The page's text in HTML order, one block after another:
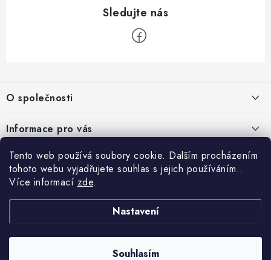
Tento web používá soubory cookie. Dalším procházením
tohoto webu vyjadřujete souhlas s jejich používáním..
Více informací zde.
Nastavení
Souhlasím
p
a
t
O společnosti
O nás
Recenze zákazníků
Novinky, návody, blog
Informace pro vás
Obchodní podmínky
Podmínky ochrany osobních údajů
Doprava
Způsoby platby
Přihlášení
E-mail
Heslo
Přijímáme online platby
Vytvořil Shoptet
Nastavil tým EshopyUmíme.cz